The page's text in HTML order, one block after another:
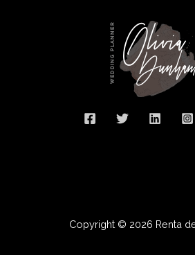
Copyright © 2026 Renta